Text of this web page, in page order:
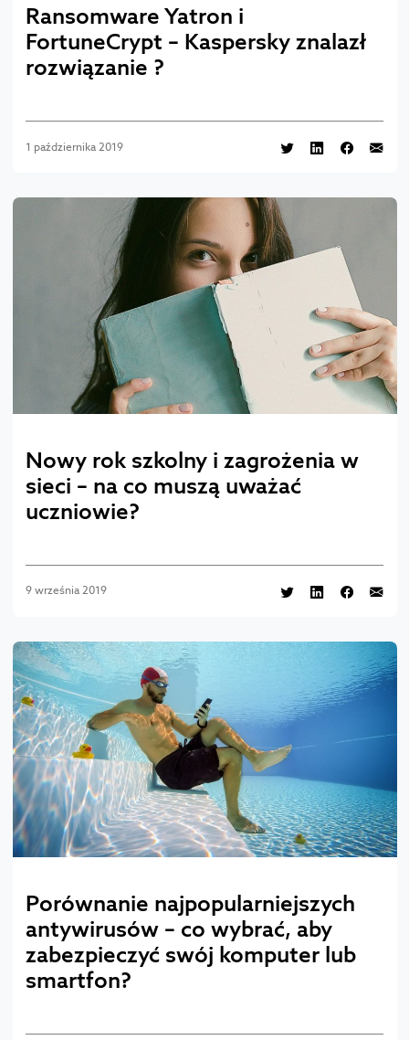
Ransomware Yatron i
FortuneCrypt – Kaspersky znalazł
rozwiązanie ?
1 października 2019
Nowy rok szkolny i zagrożenia w
sieci – na co muszą uważać
uczniowie?
9 września 2019
Porównanie najpopularniejszych
antywirusów – co wybrać, aby
zabezpieczyć swój komputer lub
smartfon?